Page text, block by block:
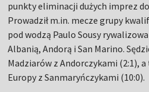
punkty eliminacji dużych imprez
Prowadził m.in. mecze grupy
pod wodzą Paulo Sousy
Albanią, Andorą i San Marino.
Madziarów z Andorczykami (2:1),
Europy z Sanmaryńczykami (10:0).